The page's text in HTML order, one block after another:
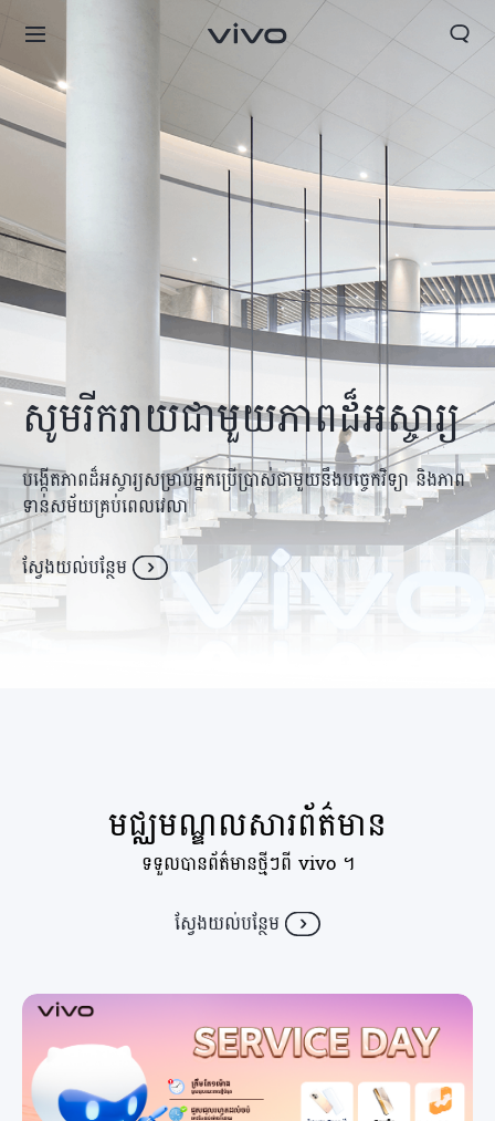
Cambodia | ជ្រើសរើសប្រទេស/តំបន់
សូមរីករាយជាមួយភាពដ៏អស្ចារ្យ
បង្កើតភាពដ៏អស្ចារ្យសម្រាប់អ្នកប្រើប្រាស់ជាមួយនឹងបច្ចេកវិទ្យា និងភាព
ទាន់សម័យគ្រប់ពេលវេលា
ស្វែង​យល់​បន្ថែម
មជ្ឈមណ្ឌលសារព័ត៌មាន
ទទួលបានព័ត៌មានថ្មីៗពី vivo ។
ស្វែង​យល់​បន្ថែម